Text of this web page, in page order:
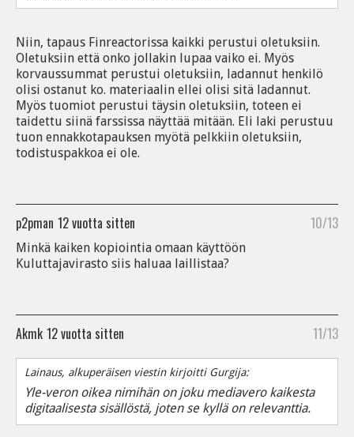
Niin, tapaus Finreactorissa kaikki perustui oletuksiin.
Oletuksiin että onko jollakin lupaa vaiko ei. Myös
korvaussummat perustui oletuksiin, ladannut henkilö
olisi ostanut ko. materiaalin ellei olisi sitä ladannut.
Myös tuomiot perustui täysin oletuksiin, toteen ei
taidettu siinä farssissa näyttää mitään. Eli laki perustuu
tuon ennakkotapauksen myötä pelkkiin oletuksiin,
todistuspakkoa ei ole.
p2pman 12 vuotta sitten 10/13
Minkä kaiken kopiointia omaan käyttöön
Kuluttajavirasto siis haluaa laillistaa?
Akmk 12 vuotta sitten 11/13
Lainaus, alkuperäisen viestin kirjoitti Gurgija:
Yle-veron oikea nimihän on joku mediavero kaikesta
digitaalisesta sisällöstä, joten se kyllä on relevanttia.